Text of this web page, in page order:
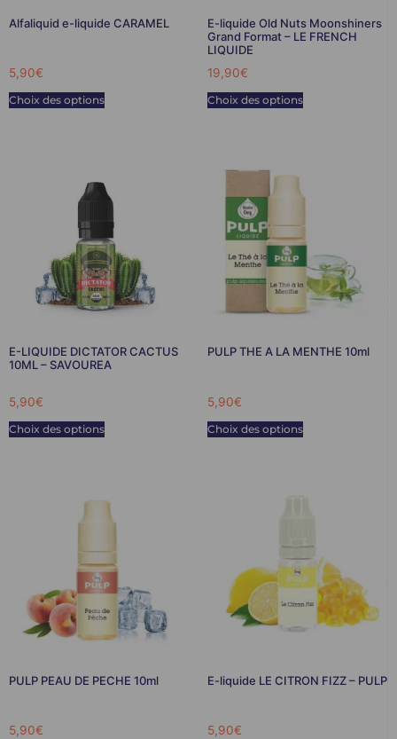
Alfaliquid e-liquide CARAMEL
5,90€
Choix des options
E-liquide Old Nuts Moonshiners
Grand Format – LE FRENCH
LIQUIDE
19,90€
Choix des options
E-LIQUIDE DICTATOR CACTUS
10ML – SAVOUREA
5,90€
Choix des options
PULP THE A LA MENTHE 10ml
5,90€
Choix des options
PULP PEAU DE PECHE 10ml
5,90€
E-liquide LE CITRON FIZZ – PULP
5,90€